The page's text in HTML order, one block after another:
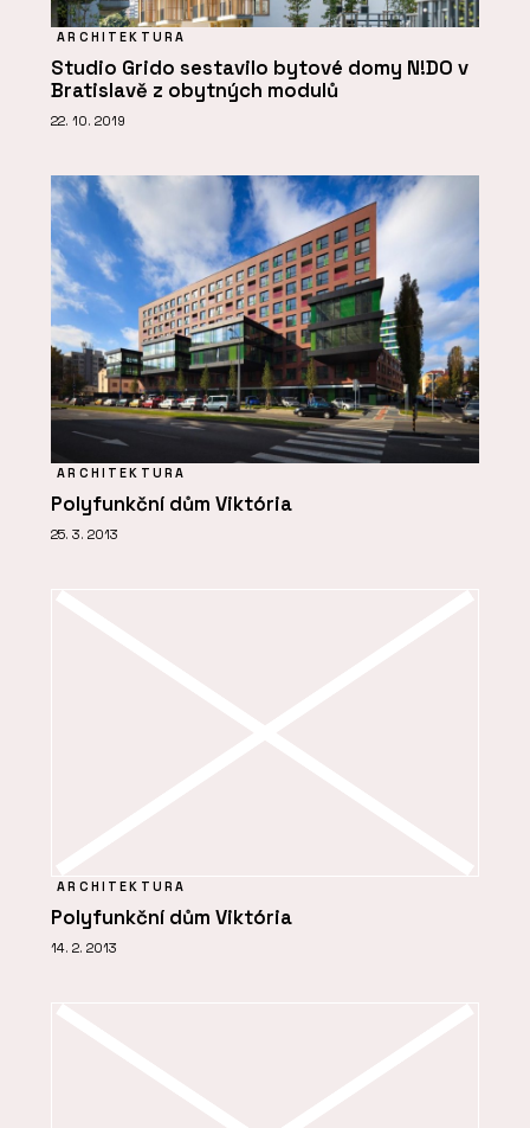
ARCHITEKTURA
Studio Grido sestavilo bytové domy N!DO v
Bratislavě z obytných modulů
22. 10. 2019
ARCHITEKTURA
Polyfunkční dům Viktória
25. 3. 2013
ARCHITEKTURA
Polyfunkční dům Viktória
14. 2. 2013